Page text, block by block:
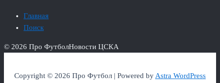
Главная
Поиск
© 2026 Про ФутболНовости ЦСКА
Copyright © 2026 Про Футбол | Powered byAstra WordPress